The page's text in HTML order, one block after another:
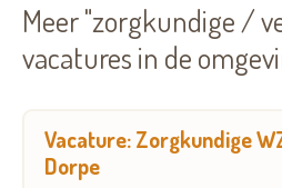
Meer "zorgkundige /
vacatures in de
Vacature: Zorgkundige
Dorpe